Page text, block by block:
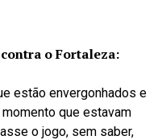
o Fortaleza:
estão envergonhados e
que estavam
o jogo, sem saber,